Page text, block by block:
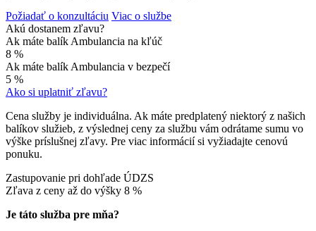
Požiadať o konzultáciu Viac o službe
Akú dostanem zľavu?
Ak máte balík Ambulancia na kľúč
8 %
Ak máte balík Ambulancia v bezpečí
5 %
Ako si uplatniť zľavu?
Cena služby je individuálna. Ak máte predplatený niektorý z našich
balíkov služieb, z výslednej ceny za službu vám odrátame sumu vo
výške príslušnej zľavy. Pre viac informácií si vyžiadajte cenovú
ponuku.
Zastupovanie pri dohľade ÚDZS
Zľava z ceny až do výšky 8 %
Je táto služba pre mňa?